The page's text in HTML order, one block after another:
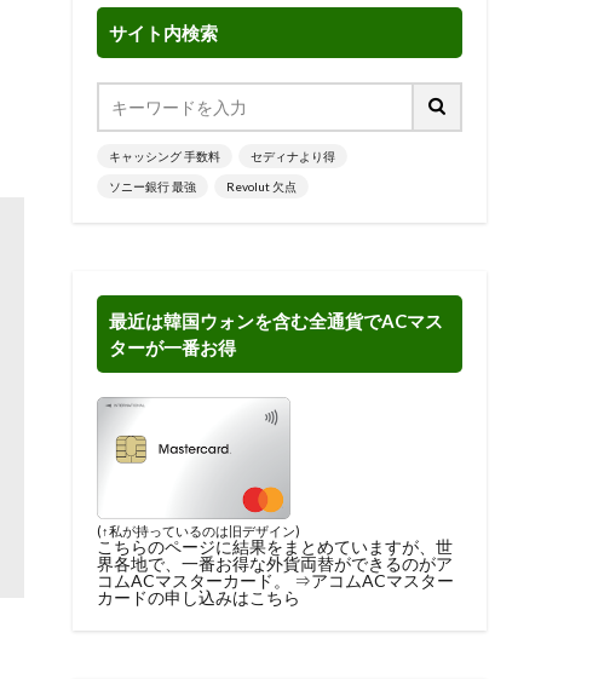
サイト内検索
キャッシング 手数料 セディナより得
ソニー銀行 最強 Revolut 欠点
最近は韓国ウォンを含む全通貨でACマス
ターが一番お得
(↑私が持っているのは旧デザイン)
こちらのページに結果をまとめていますが、世
界各地で、一番お得な外貨両替ができるのがア
コムACマスターカード。 ⇒アコムACマスター
カードの申し込みはこちら